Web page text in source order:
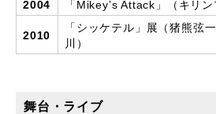
2004 「Mikey’s Attack」（キリン
2010
「シッケテル」展（猪熊弦
川）
舞台・ライブ